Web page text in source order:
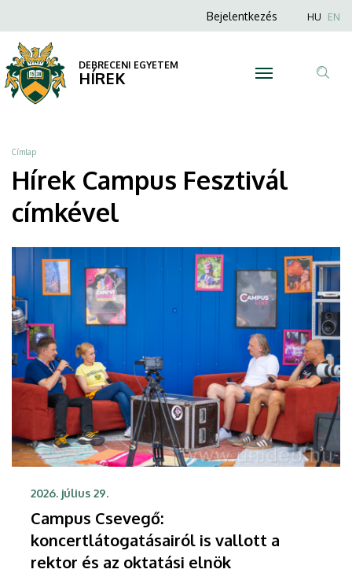
Fesztivál
|
DEBRECENI
EGYETEM
a
tartalomra
Anonim
menüje
Bejelentkezés HU EN
DEBRECENI EGYETEM
HÍREK
Morzsa
Címlap
Hírek Campus Fesztivál
címkével
2026. július 29.
Campus Csevegő:
koncertlátogatásairól is vallott a
rektor és az oktatási elnök